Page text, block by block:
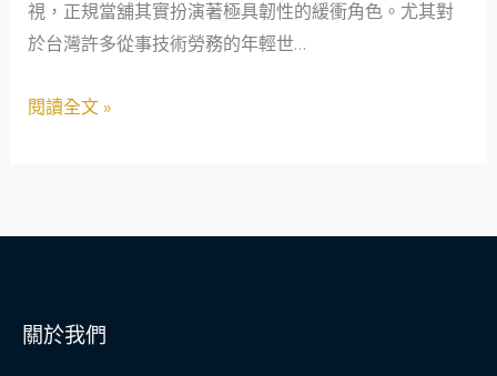
視，正規當舖其實扮演著極具韌性的緩衝角色。尤其對
於台灣許多從事技術勞務的年輕世…
急
週
正
如
為
閱讀全文 »
關於我們